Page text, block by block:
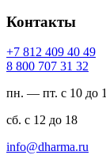
Контакты
94 04 904 218 7+
23 13 707 008 8
пн. — пт. с 10 до
сб. с 12 до 18
ur.amrahd@ofni